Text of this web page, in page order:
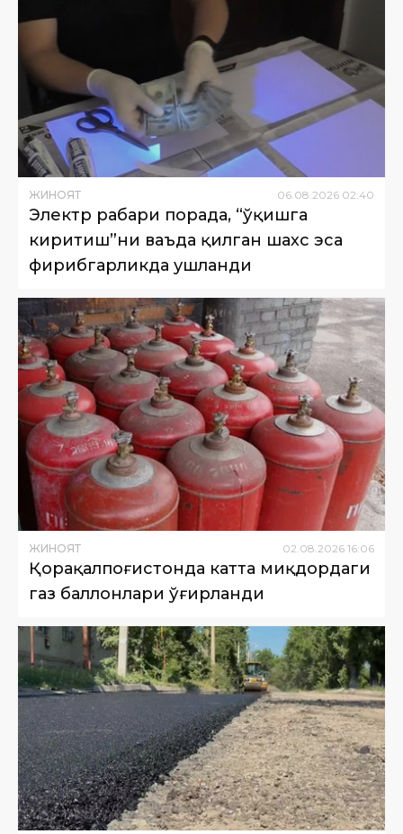
ЖИНОЯТ 06 08 2026 02:40
Электр раҳбари порада, “ўқишга
киритиш”ни ваъда қилган шахс эса
фирибгарликда ушланди
ЖИНОЯТ 02.08.2026 16:06
Қорақалпоғистонда катта миқдордаги
газ баллонлари ўғирланди